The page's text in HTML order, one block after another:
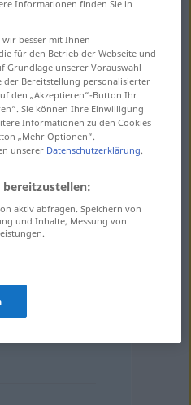
Informationen finden Sie in
wir besser mit Ihnen
für den Betrieb der Webseite und
Grundlage unserer Vorauswahl
der Bereitstellung personalisierter
den „Akzeptieren“-Button Ihr
Sie können Ihre Einwilligung
Informationen zu den Cookies
„Mehr Optionen“.
unserer Datenschutzerklärung.
bereitzustellen:
aktiv abfragen. Speichern von
und Inhalte, Messung von